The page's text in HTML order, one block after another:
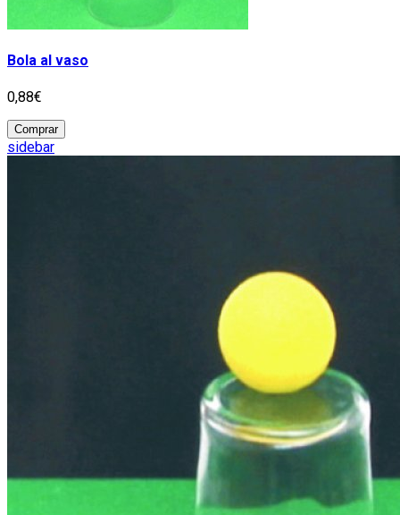
Bola al vaso
0,88€
Comprar
sidebar